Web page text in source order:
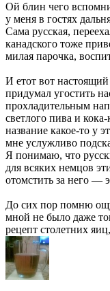
Ой блин чего
у меня в гостях
Сама русская,
канадского тоже
милая парочка,
И етот вот
придумал угостить
прохладительным
светлого пива и
название какое-то у
мне услужливо
Я понимаю, что
для всяких немцов
отомстить за него —
До сих пор помню
мной не было даже
рецепт столетних